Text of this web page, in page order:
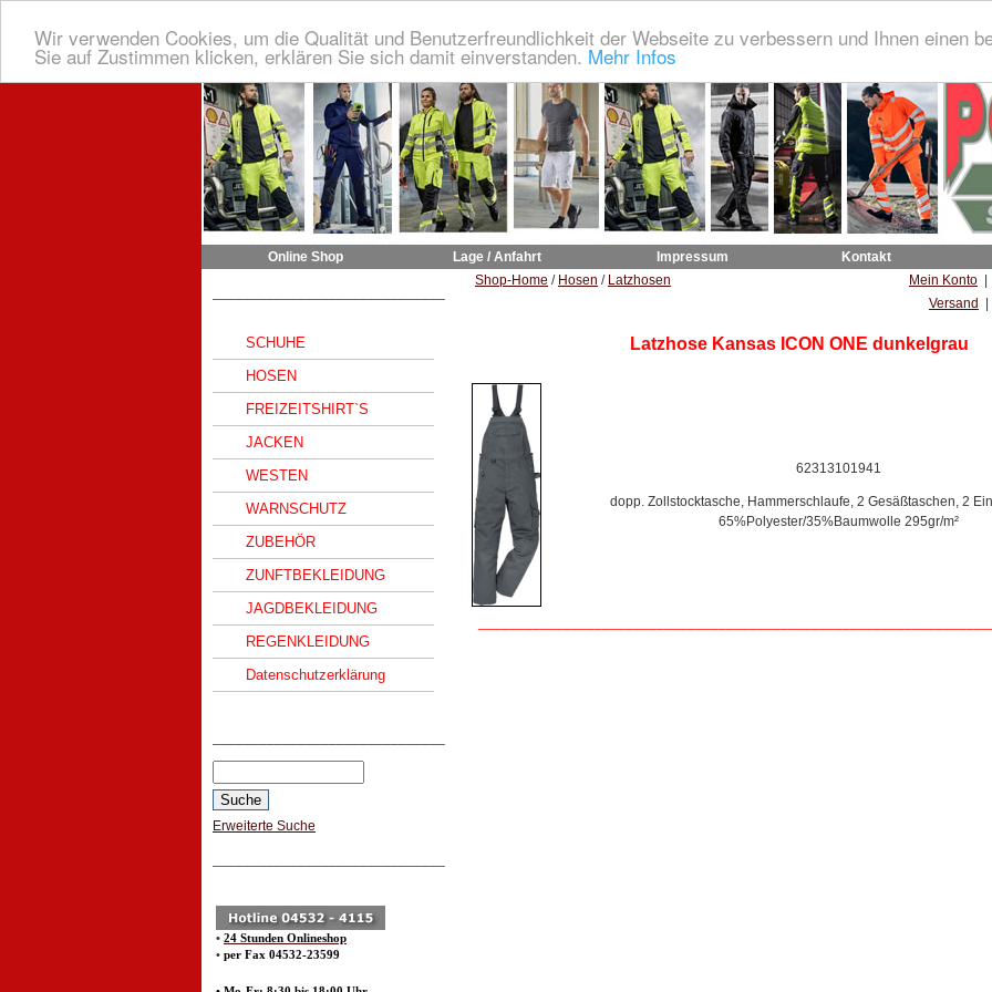
Wir verwenden Cookies, um die Qualität und Benutzerfreundlichkeit der Webseite zu verbessern und Ihnen einen
Sie auf Zustimmen klicken, erklären Sie sich damit einverstanden. Mehr Infos
Online Shop Lage / Anfahrt Impressum Kontakt
SCHUHE
HOSEN
FREIZEITSHIRT`S
JACKEN
WESTEN
WARNSCHUTZ
ZUBEHÖR
ZUNFTBEKLEIDUNG
JAGDBEKLEIDUNG
REGENKLEIDUNG
Datenschutzerklärung
Erweiterte Suche
• 24 Stunden Onlineshop
• per Fax 04532-23599
Shop-Home / Hosen / Latzhosen Mein Konto
Versand
Latzhose Kansas ICON ONE dunkelgrau
62313101941
dopp. Zollstocktasche, Hammerschlaufe, 2 Gesäßtaschen, 2
65%Polyester/35%Baumwolle 295gr/m²